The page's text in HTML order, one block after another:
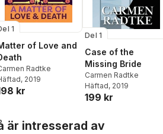
1
of Love and
Radtke
, 2019
kr
Del 1
Case of the
Missing Bride
Carmen Radtke
Häftad, 2019
199 kr
är intresserad av